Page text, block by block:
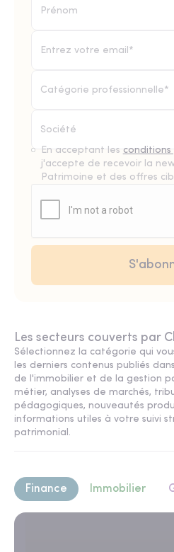
Catégorie professionnelle*
En acceptant les
j'accepte de recevoir la
Patrimoine et des offres
Les secteurs couverts par
Sélectionnez la catégorie qui
les derniers contenus publiés
de l'immobilier et de la gestion
métier, analyses de marchés,
pédagogiques, nouveautés
informations utiles à votre suivi
patrimonial.
Finance Immobilier